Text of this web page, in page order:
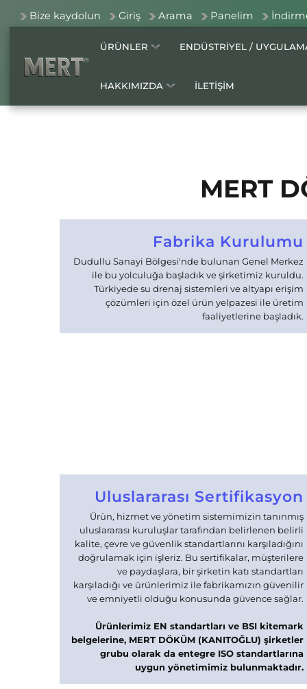
Bize kaydolun Giriş Arama Panelim
ÜRÜNLER ENDÜSTRİYEL /
HAKKIMIZDA İLETİŞİM
MERT
Fabrika Kurulumu
Dudullu Sanayi Bölgesi'nde bulunan Genel Merkez
ile bu yolculuğa başladık ve şirketimiz kuruldu.
Türkiyede su drenaj sistemleri ve altyapı erişim
çözümleri için özel ürün yelpazesi ile üretim
faaliyetlerine başladık.
Uluslararası Sertifikasyon
Ürün, hizmet ve yönetim sistemimizin tanınmış
uluslararası kuruluşlar tarafından belirlenen belirli
kalite, çevre ve güvenlik standartlarını karşıladığını
doğrulamak için işleriz. Bu sertifikalar, müşterilere
ve paydaşlara, bir şirketin katı standartları
karşıladığı ve ürünlerimiz ile fabrikamızın güvenilir
ve emniyetli olduğu konusunda güvence sağlar.
Ürünlerimiz EN standartları ve BSI kitemark
belgelerine, MERT DÖKÜM (KANITOĞLU) şirketler
grubu olarak da entegre ISO standartlarına
uygun yönetimimiz bulunmaktadır.